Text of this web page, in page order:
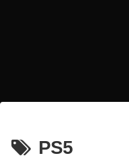
PS5